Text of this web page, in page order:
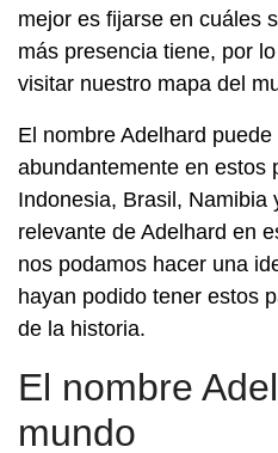
mejor es fijarse en cuáles
más presencia tiene, por
visitar nuestro mapa del
El nombre Adelhard
abundantemente en estos
Indonesia, Brasil, Namibia
relevante de Adelhard en
nos podamos hacer una
hayan podido tener estos
de la historia.
El nombre
mundo